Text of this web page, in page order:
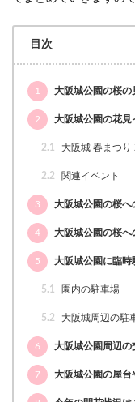
目次
1 大阪城公園の桜の
2 大阪城公園の花見
2.1 大阪城 春まつり
2.2 関連イベント
3 大阪城公園の桜へ
4 大阪城公園の桜へ
5 大阪城公園に臨時
5.1 園内の駐車場
5.2 大阪城周辺の駐
6 大阪城公園周辺の
7 大阪城公園の屋台